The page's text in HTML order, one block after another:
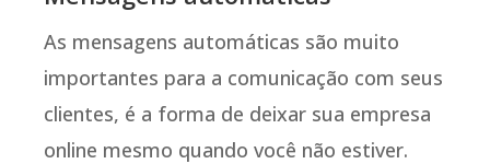
As mensagens automáticas são muito
importantes para a comunicação com seus
clientes, é a forma de deixar sua empresa
online mesmo quando você não estiver.